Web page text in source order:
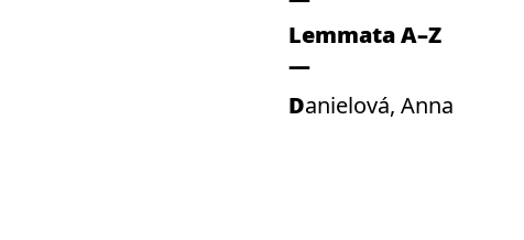
Lemmata A–Z
Danielová, Anna